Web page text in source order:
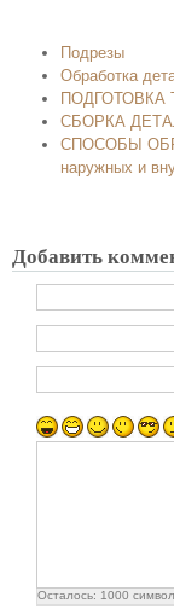
Подрезы
Обработка
ПОДГОТОВКА
СБОРКА
СПОСОБЫ
наружных и
Добавить
Осталось: 1000